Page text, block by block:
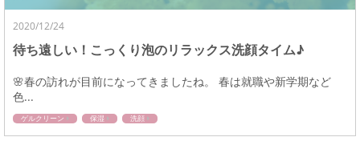
2020/12/24
待ち遠しい！こっくり泡のリラックス洗顔タイム♪
🌸春の訪れが目前になってきましたね。 春は就職や新学期など
色...
ゲルクリーン 保湿 洗顔